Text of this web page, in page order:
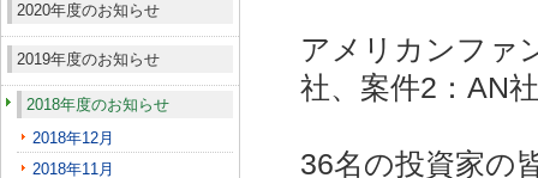
2020年度のお知らせ
2019年度のお知らせ
2018年度のお知らせ
2018年12月
2018年11月
アメリカンファ
社、案件2：AN
36名の投資家の